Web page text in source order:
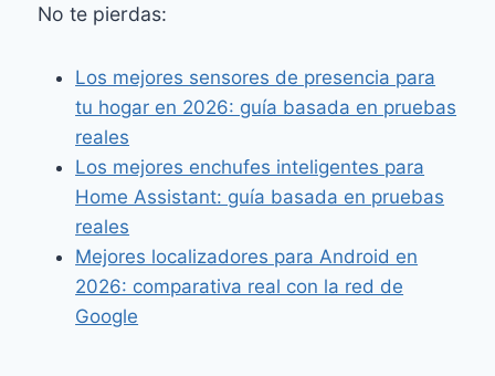
No te pierdas:
Los mejores sensores de presencia para
tu hogar en 2026: guía basada en pruebas
reales
Los mejores enchufes inteligentes para
Home Assistant: guía basada en pruebas
reales
Mejores localizadores para Android en
2026: comparativa real con la red de
Google